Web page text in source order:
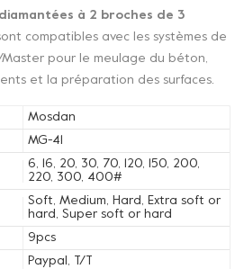
à 2 broches de 3
compatibles avec les systèmes de
Master pour le meulage du béton,
et la préparation des surfaces.
Mosdan
MG-41
6, 16, 20, 30, 70, 120, 150, 200,
220, 300, 400#
Soft, Medium, Hard, Extra soft or
hard, Super soft or hard
9pcs
Paypal, T/T